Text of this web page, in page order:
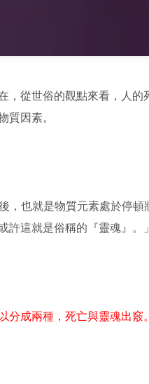
從世俗的觀點來看，人
因素。
，也就是物質元素處於停
許這就是俗稱的『靈魂』。
成兩種，死亡與靈魂出竅。